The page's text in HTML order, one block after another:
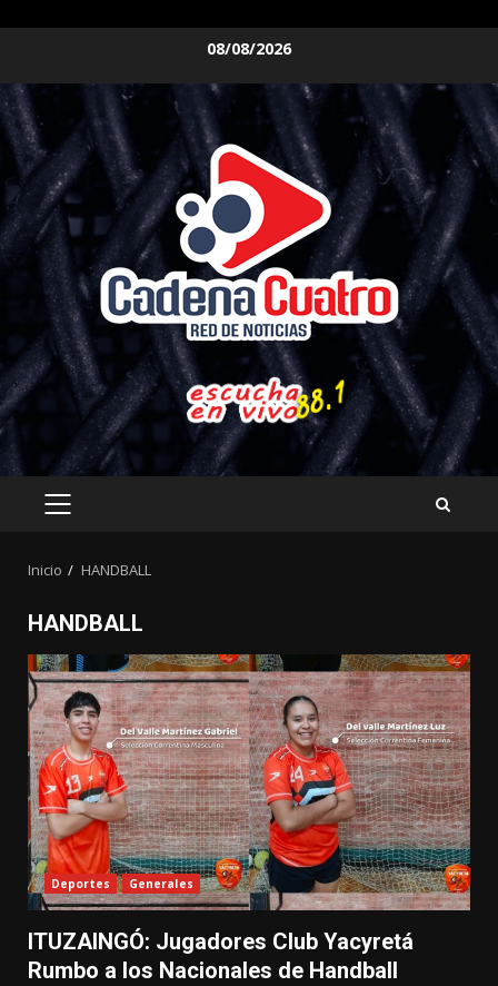
contenido
08/08/2026
MENÚ
Inicio HANDBALL
HANDBALL
Deportes Generales
ITUZAINGÓ: Jugadores Club Yacyretá
Rumbo a los Nacionales de Handball